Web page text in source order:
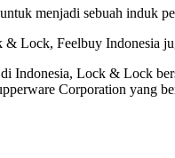
menjadi sebuah induk
& Lock, Feelbuy Indonesia
di Indonesia, Lock & Lock
Corporation yang